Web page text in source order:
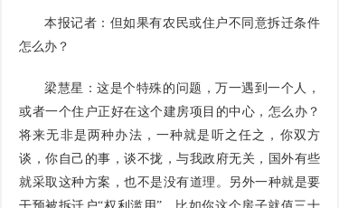
本报记者：但如果有农民或住户不同意拆迁条件
怎么办？
梁慧星：这是个特殊的问题，万一遇到一个人，
或者一个住户正好在这个建房项目的中心，怎么办？
将来无非是两种办法，一种就是听之任之，你双方
谈，你自己的事，谈不拢，与我政府无关，国外有些
就采取这种方案，也不是没有道理。另外一种就是要